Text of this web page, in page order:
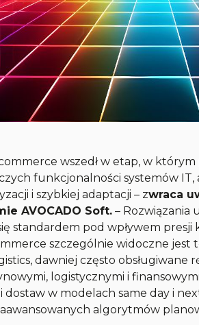
wszedł w etap, w
funkcjonalności systemów IT,
i szybkiej adaptacji – zwraca
AVOCADO Soft. – Rozwiązania
standardem pod wpływem
szczególnie widoczne jest
dawniej często obsługiwane
logistycznymi i
dostaw w modelach same day i
algorytmów